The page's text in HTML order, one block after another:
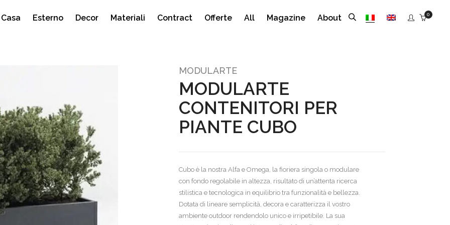
Casa
Scrivanie
Sedute
Specchi e Cornici
Tavoli
Tavolini
Esterno
Tavoli
Tavolini
Decor
Vasi e Fioriere
Materiali Contract Offerte All Magazine About 0
MODULARTE
MODULARTE
CONTENITORI PER
PIANTE CUBO
Cubo è la nostra Alfa e Omega, la fioriera singola o modulare
con fondo regolabile in altezza, risultato di un’attenta ricerca
stilistica e tecnologica in equilibrio tra funzionalità e bellezza.
Dotata di lineare semplicità, decora e caratterizza il vostro
ambiente outdoor rendendolo unico e irripetibile. La sua